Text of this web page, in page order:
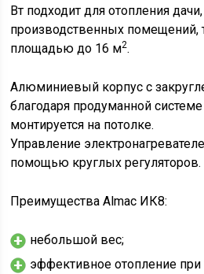
Вт подходит для отопления
производственных помещений,
площадью до 16 м2.
Алюминиевый корпус с
благодаря продуманной
монтируется на потолке.
Управление
помощью круглых регуляторов.
Преимущества Almac ИК8:
небольшой вес;
эффективное отопление при